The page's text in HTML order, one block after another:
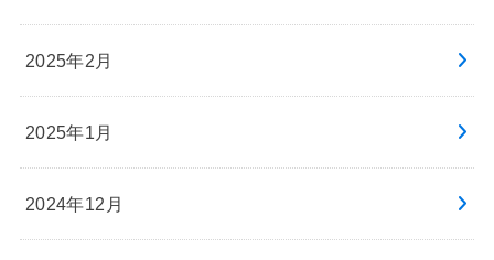
2025年2月
2025年1月
2024年12月